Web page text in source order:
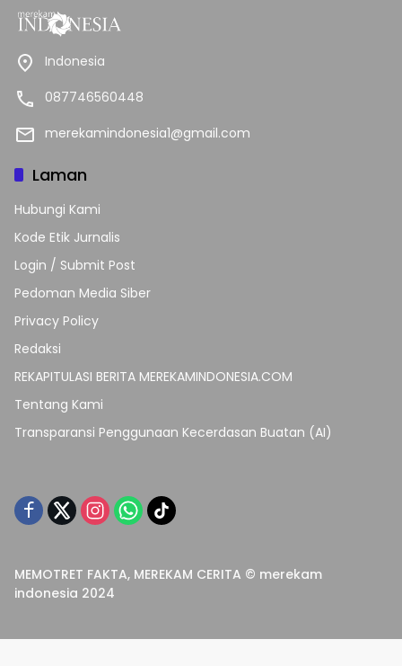
Indonesia
087746560448
merekamindonesia1@gmail.com
Laman
Hubungi Kami
Kode Etik Jurnalis
Login / Submit Post
Pedoman Media Siber
Privacy Policy
Redaksi
REKAPITULASI BERITA MEREKAMINDONESIA.COM
Tentang Kami
Transparansi Penggunaan Kecerdasan Buatan (AI)
MEMOTRET FAKTA, MEREKAM CERITA © merekam
indonesia 2024